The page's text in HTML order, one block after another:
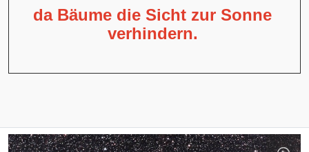
da Bäume die Sicht zur Sonne
verhindern.